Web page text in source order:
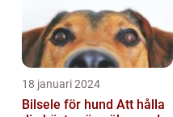
18 januari 2024
Bilsele för hund Att hålla